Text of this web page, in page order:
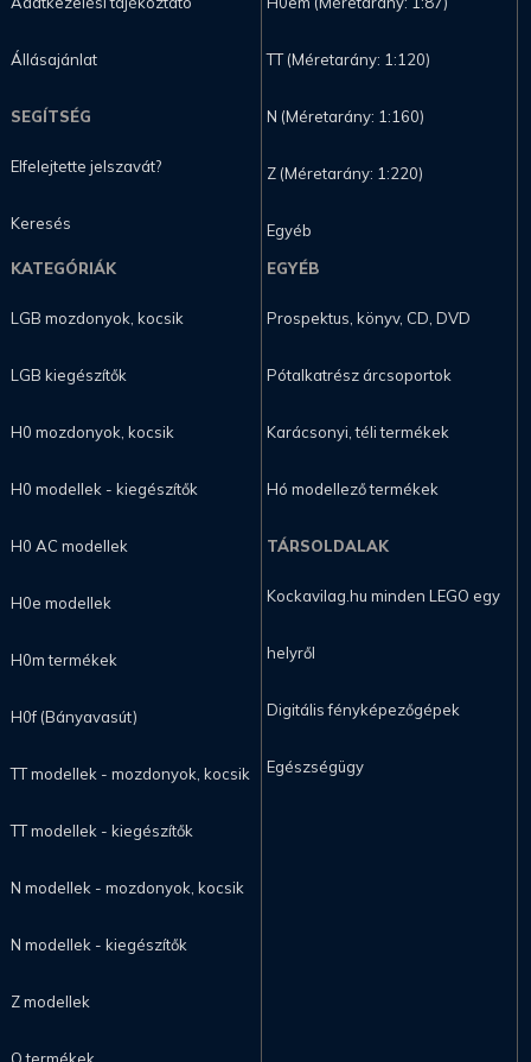
Állásajánlat
SEGÍTSÉG
Elfelejtette jelszavát?
Keresés
TT (Méretarány: 1:120)
N (Méretarány: 1:160)
Z (Méretarány: 1:220)
Egyéb
KATEGÓRIÁK
LGB mozdonyok, kocsik
LGB kiegészítők
H0 mozdonyok, kocsik
H0 modellek - kiegészítők
H0 AC modellek
H0e modellek
H0m termékek
H0f (Bányavasút)
TT modellek - mozdonyok, kocsik
TT modellek - kiegészítők
N modellek - mozdonyok, kocsik
N modellek - kiegészítők
Z modellek
EGYÉB
Prospektus, könyv, CD, DVD
Pótalkatrész árcsoportok
Karácsonyi, téli termékek
Hó modellező termékek
TÁRSOLDALAK
Kockavilag.hu minden LEGO egy
helyről
Digitális fényképezőgépek
Egészségügy